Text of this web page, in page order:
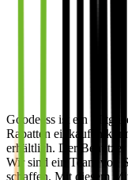
Goodeess ist ein
Rabatten einkaufen
erhältlich. Der Benutzer
Wir sind ein Team von
schaffen. Mit diesem